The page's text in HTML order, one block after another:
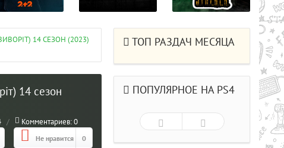
14 СЕЗОН (2023)
14 сезон
/ Комментариев:0
Не нравится 0
ТОП РАЗДАЧ МЕСЯЦА
ПОПУЛЯРНОЕ НА PS4